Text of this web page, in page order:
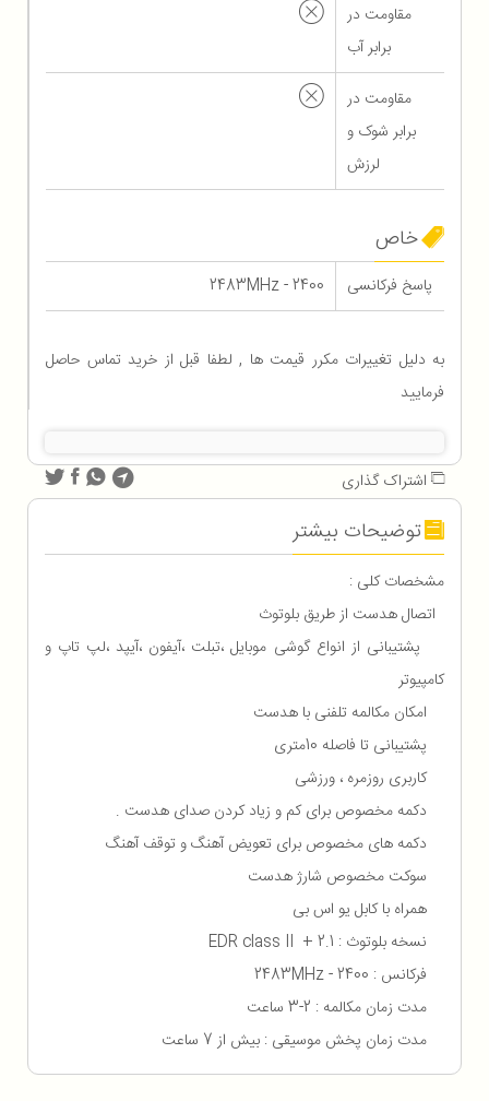
مقاومت در
برابر آب
مقاومت در
برابر شوک و
لرزش
خاص
پاسخ فرکانسی 2400 - 2483MHz
به دلیل تغییرات مکرر قیمت ها , لطفا قبل از خرید تماس حاصل
فرمایید
اشتراک گذاری
توضیحات بیشتر
مشخصات کلی :
اتصال هدست از طریق بلوتوث
پشتیبانی از انواع گوشی موبایل ،‌تبلت ،‌آیفون ،‌آیپد ،‌لپ تاپ و
کامپیوتر
امکان مکالمه تلفنی با هدست
پشتیبانی تا فاصله 10متری
کاربری روزمره ، ورزشی
دکمه مخصوص برای کم و زیاد کردن صدای هدست .
دکمه های مخصوص برای تعویض آهنگ و توقف آهنگ
سوکت مخصوص شارژ هدست
همراه با کابل یو اس بی
نسخه بلوتوث : 2.1 + EDR class II
فرکانس : 2400 - 2483MHz
مدت زمان مکالمه : 2-3 ساعت
مدت زمان پخش موسیقی : بیش از 7 ساعت